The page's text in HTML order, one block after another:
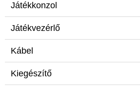
Játékkonzol
Játékvezérlő
Kábel
Kiegészítő